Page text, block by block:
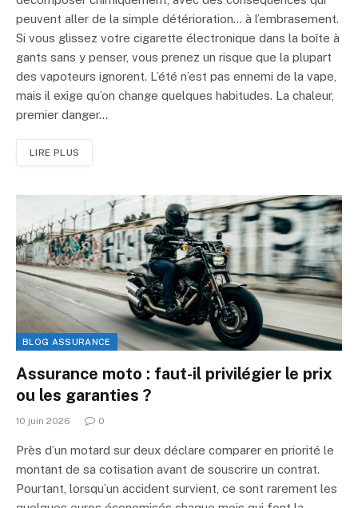
peuvent aller de la simple détérioration… à l’embrasement.
Si vous glissez votre cigarette électronique dans la boîte à
gants sans y penser, vous prenez un risque que la plupart
des vapoteurs ignorent. L’été n’est pas ennemi de la vape,
mais il exige qu’on change quelques habitudes. La chaleur,
premier danger…
LIRE PLUS
BLOG ASSURANCE
Assurance moto : faut-il privilégier le prix
ou les garanties ?
10 juin 2026 0
Près d’un motard sur deux déclare comparer en priorité le
montant de sa cotisation avant de souscrire un contrat.
Pourtant, lorsqu’un accident survient, ce sont rarement les